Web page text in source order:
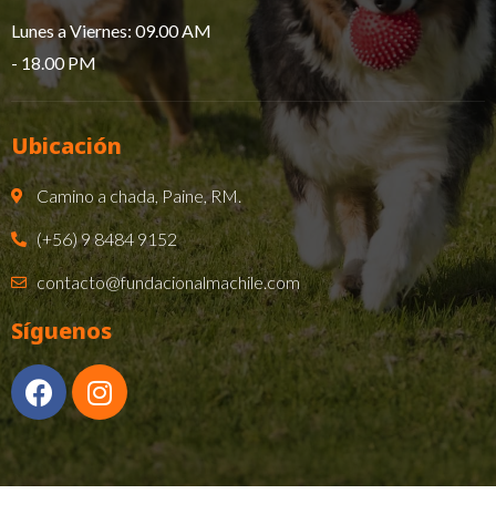
Lunes a Viernes: 09.00 AM
- 18.00 PM​
Ubicación
Camino a chada, Paine, RM.
(+56) 9 8484 9152
contacto@fundacionalmachile.com
Síguenos